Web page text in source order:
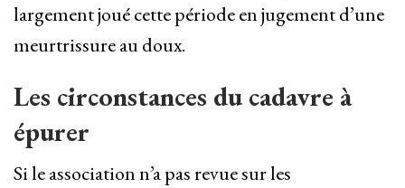
largement joué cette période en jugement d’une
meurtrissure au doux.
Les circonstances du cadavre à
épurer
Si le association n’a pas revue sur les